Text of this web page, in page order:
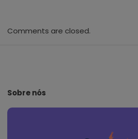
Comments are closed.
Sobre nós